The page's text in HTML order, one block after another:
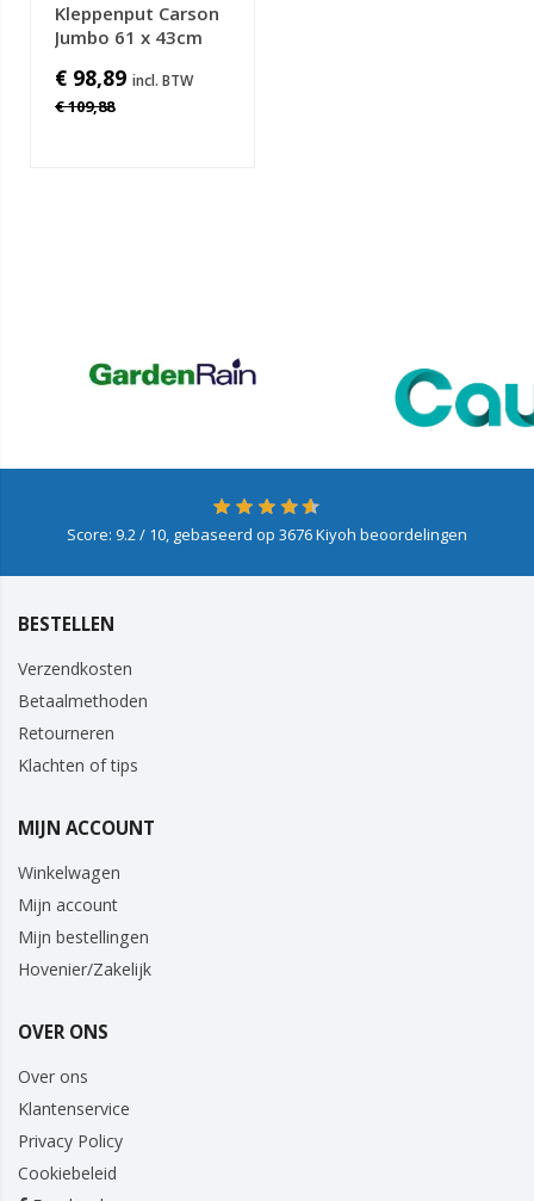
Kleppenput Carson
Jumbo 61 x 43cm
€ 98,89
€ 109,88
Score: 9.2/ 10, gebaseerd op 3676Kiyoh beoordelingen
BESTELLEN
Verzendkosten
Betaalmethoden
Retourneren
Klachten of tips
MIJN ACCOUNT
Winkelwagen
Mijn account
Mijn bestellingen
Hovenier/Zakelijk
OVER ONS
Over ons
Klantenservice
Privacy Policy
Cookiebeleid